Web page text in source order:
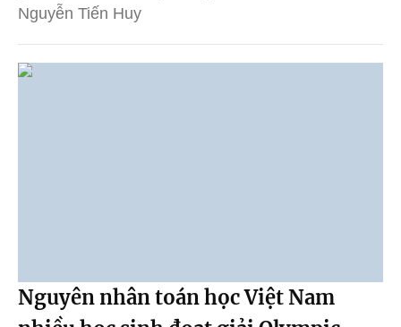
Nguyễn Tiến Huy
Nguyên nhân toán học Việt Nam